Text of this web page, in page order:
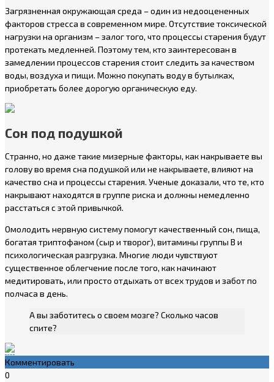
Загрязненная окружающая среда – один из недооцененных
факторов стресса в современном мире. Отсутствие токсической
нагрузки на организм – залог того, что процессы старения будут
протекать медленней. Поэтому тем, кто заинтересован в
замедлении процессов старения стоит следить за качеством
воды, воздуха и пищи. Можно покупать воду в бутылках,
приобретать более дорогую органическую еду.
Сон под подушкой
Странно, но даже такие мизерные факторы, как накрываете вы
голову во время сна подушкой или не накрываете, влияют на
качество сна и процессы старения. Ученые доказали, что те, кто
накрывают находятся в группе риска и должны немедленно
расстаться с этой привычкой.
Омолодить нервную систему помогут качественный сон, пища,
богатая триптофаном (сыр и творог), витамины группы В и
психологическая разгрузка. Многие люди чувствуют
существенное облегчение после того, как начинают
медитировать, или просто отдыхать от всех трудов и забот по
полчаса в день.
А вы заботитесь о своем мозге? Сколько часов
спите?
Комментировать
0